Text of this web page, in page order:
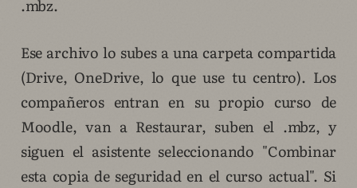
.mbz.
Ese archivo lo subes a una carpeta compartida
(Drive, OneDrive, lo que use tu centro). Los
compañeros entran en su propio curso de
Moodle, van a Restaurar, suben el .mbz, y
siguen el asistente seleccionando "Combinar
esta copia de seguridad en el curso actual". Si